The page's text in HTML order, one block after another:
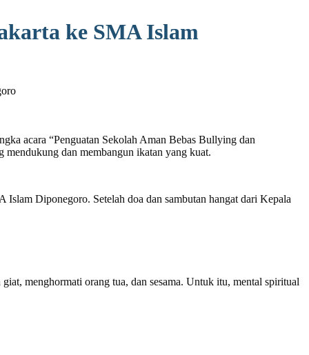
ke SMA Islam
acara “Penguatan Sekolah Aman Bebas Bullying dan
dan membangun ikatan yang kuat.
Diponegoro. Setelah doa dan sambutan hangat dari Kepala
menghormati orang tua, dan sesama. Untuk itu, mental spiritual